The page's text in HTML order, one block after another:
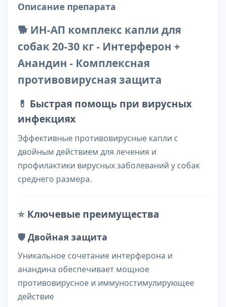
Описание препарата
🐕 ИН-АП комплекс капли для
собак 20-30 кг - Интерферон +
Анандин - Комплексная
противовирусная защита
💊 Быстрая помощь при вирусных
инфекциях
Эффективные противовирусные капли с
двойным действием для лечения и
профилактики вирусных заболеваний у собак
среднего размера.
⭐ Ключевые преимущества
🛡️ Двойная защита
Уникальное сочетание интерферона и
анандина обеспечивает мощное
противовирусное и иммуностимулирующее
действие